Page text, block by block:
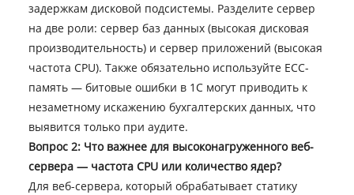
задержкам дисковой подсистемы. Разделите сервер
на две роли: сервер баз данных (высокая дисковая
производительность) и сервер приложений (высокая
частота CPU). Также обязательно используйте ECC-
память — битовые ошибки в 1С могут приводить к
незаметному искажению бухгалтерских данных, что
выявится только при аудите.
Вопрос 2: Что важнее для высоконагруженного веб-
сервера — частота CPU или количество ядер?
Для веб-сервера, который обрабатывает статику